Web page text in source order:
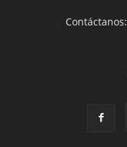
Contáctanos: